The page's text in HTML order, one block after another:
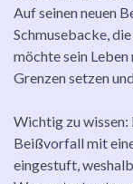
Auf seinen neuen
Schmusebacke,
möchte sein
Grenzen setzen
Wichtig zu wissen:
Beißvorfall mit
eingestuft,